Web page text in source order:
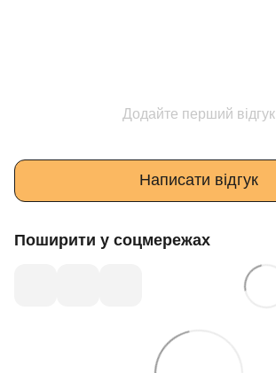
Додайте перший відгук
Написати відгук
Поширити у соцмережах